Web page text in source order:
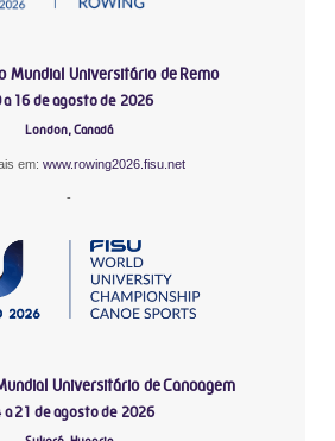
Mundial Universitário de Remo
a 16 de agosto de 2026
London, Canadá
em: www.rowing2026.fisu.net
-
Universitário de Canoagem
a 21 de agosto de 2026